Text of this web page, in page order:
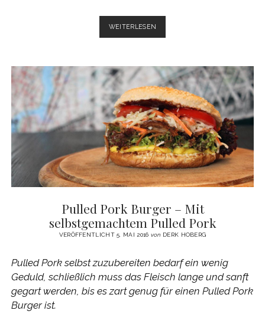
WEITERLESEN
NEW
VON
GRACIELA
CUCCHIARA
Pulled Pork Burger – Mit
selbstgemachtem Pulled Pork
VERÖFFENTLICHT 5. MAI 2016 von DERK HOBERG
Pulled Pork selbst zuzubereiten bedarf ein wenig
Geduld, schließlich muss das Fleisch lange und sanft
gegart werden, bis es zart genug für einen Pulled Pork
Burger ist.